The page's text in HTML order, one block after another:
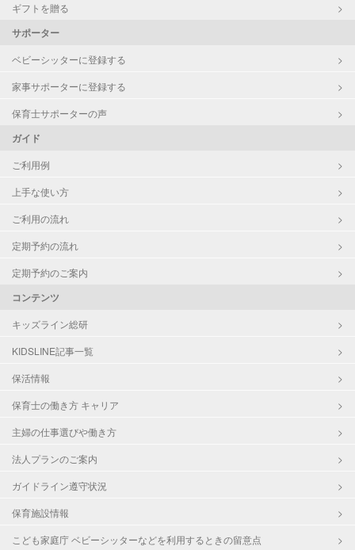
ギフトを贈る
サポーター
ベビーシッターに登録する
家事サポーターに登録する
保育士サポーターの声
ガイド
ご利用例
上手な使い方
ご利用の流れ
定期予約の流れ
定期予約のご案内
コンテンツ
キッズライン総研
KIDSLINE記事一覧
保活情報
保育士の働き方 キャリア
主婦の仕事選びや働き方
法人プランのご案内
ガイドライン遵守状況
保育施設情報
こども家庭庁 ベビーシッターなどを利用するときの留意点